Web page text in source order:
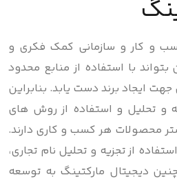
و کار و سازمانی کمک فکری و
با استفاده از منابع محدود
ایجاد برند دست یابد. بنابراین
و تحلیل و استفاده از روش های
محصولات هر کسب و کاری دارند.
از تجزیه و تحلیل نام تجاری،
دیجیتال مارکتینگ به توسعه